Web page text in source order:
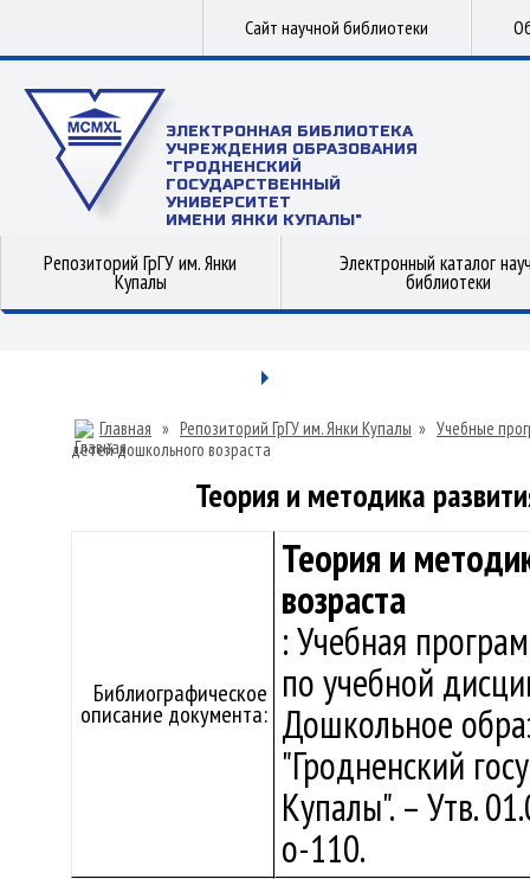
Сайт научной библиотеки
ЭЛЕКТРОННАЯ БИБЛИОТЕКА
УЧРЕЖДЕНИЯ ОБРАЗОВАНИЯ
"ГРОДНЕНСКИЙ
ГОСУДАРСТВЕННЫЙ
УНИВЕРСИТЕТ
ИМЕНИ ЯНКИ КУПАЛЫ"
Репозиторий ГрГУ им. Янки
Купалы
Электронный каталог
библиотеки
Главная » Репозиторий ГрГУ им. Янки Купалы » Учебные
детей дошкольного возраста
Теория и методика
Библиографическое
описание документа:
Теория и
возраста
: Учебная
по учебной
Дошкольное
"Гродненский
Купалы". – Утв.
о-110.